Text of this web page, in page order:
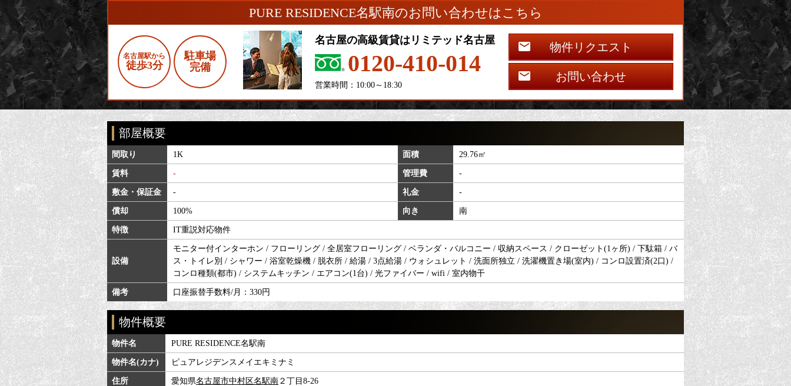
PURE RESIDENCE名駅南のお問い合わせはこちら
名古屋駅から
徒歩3分
駐車場
完備
名古屋の高級賃貸はリミテッド名古屋
0120-410-014
営業時間：10:00～18:30
物件リクエスト
お問い合わせ
部屋概要
間取り 1K 面積 29.76㎡
賃料 - 管理費 -
敷金・保証金 - 礼金 -
償却 100% 向き 南
特徴 IT重説対応物件
設備
モニター付インターホン / フローリング / 全居室フローリング / ベランダ・バルコニー / 収納スペース / クローゼット(1ヶ所) / 下駄箱 / バ
ス・トイレ別 / シャワー / 浴室乾燥機 / 脱衣所 / 給湯 / 3点給湯 / ウォシュレット / 洗面所独立 / 洗濯機置き場(室内) / コンロ設置済(2口) /
コンロ種類(都市) / システムキッチン / エアコン(1台) / 光ファイバー / wifi / 室内物干
備考 口座振替手数料/月：330円
物件概要
物件名 PURE RESIDENCE名駅南
物件名(カナ) ピュアレジデンスメイエキミナミ
住所 愛知県名古屋市中村区名駅南 ２丁目8-26